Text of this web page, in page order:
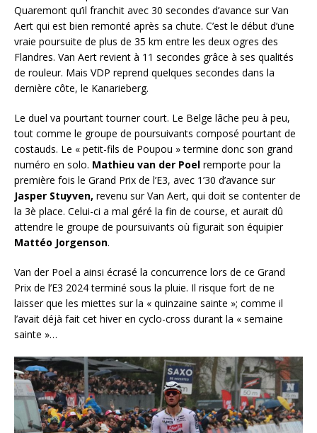
Quaremont qu’il franchit avec 30 secondes d’avance sur Van
Aert qui est bien remonté après sa chute. C’est le début d’une
vraie poursuite de plus de 35 km entre les deux ogres des
Flandres. Van Aert revient à 11 secondes grâce à ses qualités
de rouleur. Mais VDP reprend quelques secondes dans la
dernière côte, le Kanarieberg.
Le duel va pourtant tourner court. Le Belge lâche peu à peu,
tout comme le groupe de poursuivants composé pourtant de
costauds. Le « petit-fils de Poupou » termine donc son grand
numéro en solo. Mathieu van der Poel remporte pour la
première fois le Grand Prix de l’E3, avec 1’30 d’avance sur
Jasper Stuyven, revenu sur Van Aert, qui doit se contenter de
la 3è place. Celui-ci a mal géré la fin de course, et aurait dû
attendre le groupe de poursuivants où figurait son équipier
Mattéo Jorgenson.
Van der Poel a ainsi écrasé la concurrence lors de ce Grand
Prix de l’E3 2024 terminé sous la pluie. Il risque fort de ne
laisser que les miettes sur la « quinzaine sainte »; comme il
l’avait déjà fait cet hiver en cyclo-cross durant la « semaine
sainte »…